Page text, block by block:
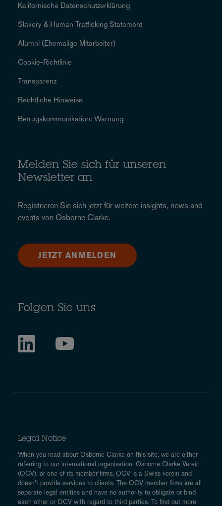
Kalifornische Datenschutzerklärung
Slavery & Human Trafficking Statement
Alumni (Ehemalige Mitarbeiter)
Cookie-Richtlinie
Transparenz
Rechtliche Hinweise
Betrugskommunikation: Warnung
Melden Sie sich für unseren
Newsletter an
Registrieren Sie sich jetzt für weitere insights, news and
events von Osborne Clarke.
JETZT ANMELDEN
Folgen Sie uns
Legal Notice
When you read about Osborne Clarke on this site, we are either
referring to our international organisation, Osborne Clarke Verein
(OCV), or one of its member firms. OCV is a Swiss verein and
doesn’t provide services to clients. The OCV member firms are all
separate legal entities and have no authority to obligate or bind
each other or OCV with regard to third parties. To find out more,